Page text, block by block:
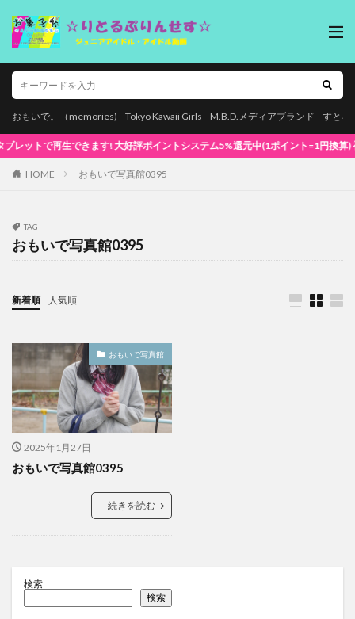
おもいで。（memories) Tokyo Kawaii Girls M.B.D.メディアブランド すとろ
ます! 大好評ポイントシステム5%還元中(1ポイント=1円換算) 初めてでも安心
HOME おもいで写真館0395
TAG
おもいで写真館0395
新着順 人気順
おもいで写真館
2025年1月27日
おもいで写真館0395
続きを読む
検索
検索